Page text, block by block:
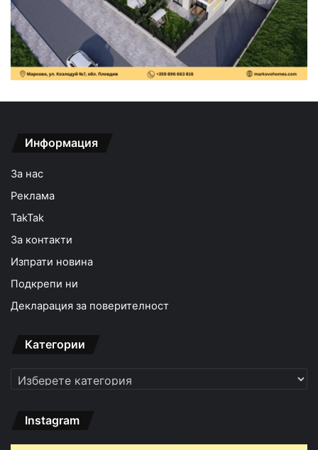
Информация
За нас
Реклама
TakTak
За контакти
Изпрати новина
Подкрепи ни
Декларация за поверителност
Категории
Категории
Instagram